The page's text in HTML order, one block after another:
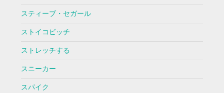
スティーブ・セガール
ストイコビッチ
ストレッチする
スニーカー
スパイク